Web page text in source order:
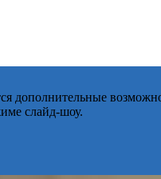
дополнительные
слайд-шоу.